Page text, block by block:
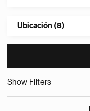
Ubicación (8)
Show Filters